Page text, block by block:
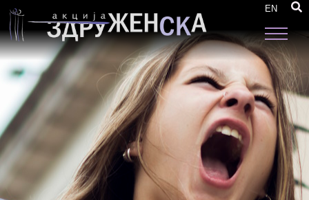
EN
резултатите од буџетскиот мониторинг